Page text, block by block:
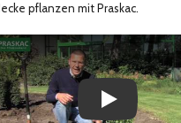
pflanzen mit Praskac.
Play